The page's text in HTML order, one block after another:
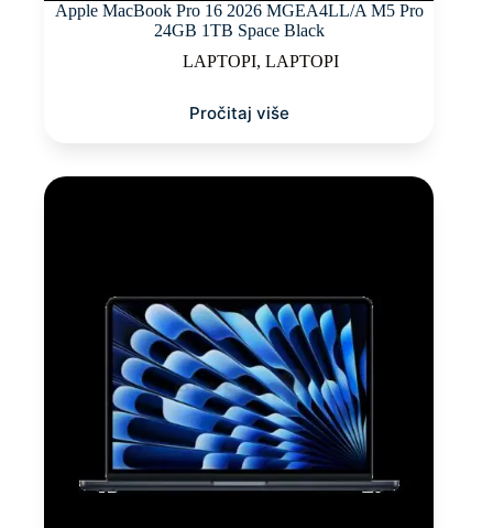
Apple MacBook Pro 16 2026 MGEA4LL/A M5 Pro
24GB 1TB Space Black
LAPTOPI,LAPTOPI
Pročitaj više